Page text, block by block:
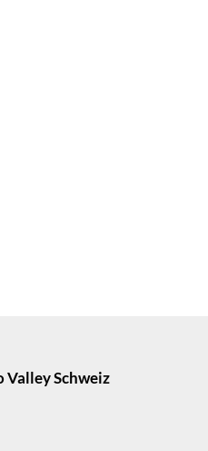
Valley Schweiz